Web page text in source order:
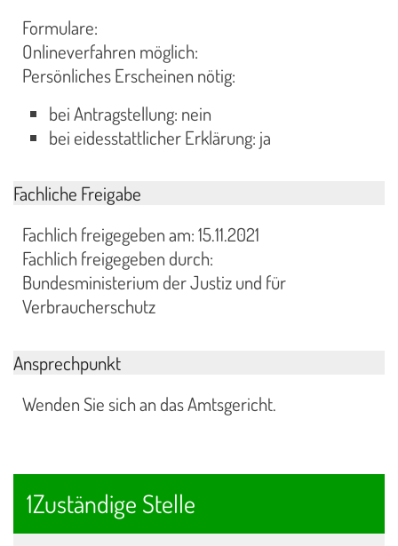
Formulare:
Onlineverfahren möglich:
Persönliches Erscheinen nötig:
bei Antragstellung: nein
bei eidesstattlicher Erklärung: ja
Fachliche Freigabe
Fachlich freigegeben am: 15.11.2021
Fachlich freigegeben durch:
Bundesministerium der Justiz und für
Verbraucherschutz
Ansprechpunkt
Wenden Sie sich an das Amtsgericht.
1Zuständige Stelle